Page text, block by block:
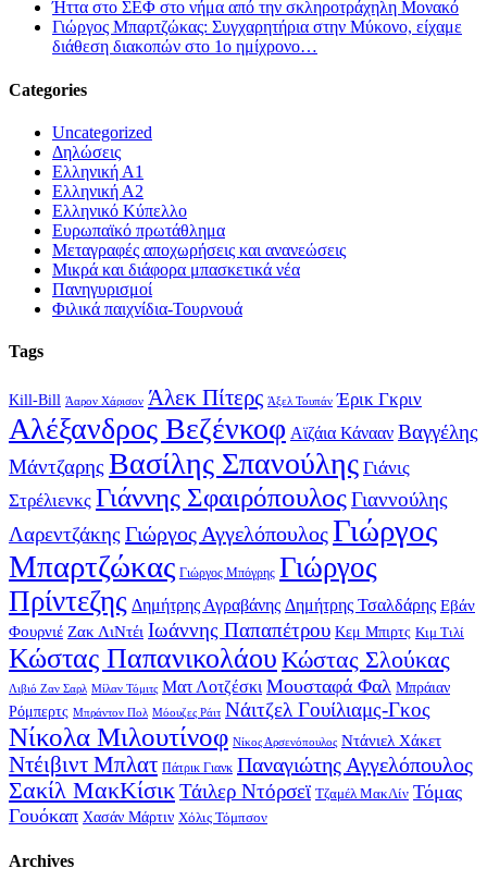
Ήττα στο ΣΕΦ στο νήμα από την σκληροτράχηλη Μονακό
Γιώργος Μπαρτζώκας: Συγχαρητήρια στην Μύκονο, είχαμε
διάθεση διακοπών στο 1ο ημίχρονο…
Categories
Uncategorized
Δηλώσεις
Ελληνική Α1
Ελληνική Α2
Ελληνικό Κύπελλο
Ευρωπαϊκό πρωτάθλημα
Μεταγραφές αποχωρήσεις και ανανεώσεις
Μικρά και διάφορα μπασκετικά νέα
Πανηγυρισμοί
Φιλικά παιχνίδια-Τουρνουά
Tags
Kill-Bill Άαρον Χάρισον Άλεκ Πίτερς Άξελ Τουπάν Έρικ Γκριν
Αλέξανδρος Βεζένκοφ Αϊζάια Κάνααν Βαγγέλης
Μάντζαρης Βασίλης Σπανούλης Γιάνις
Στρέλιενκς Γιάννης ΣφαιρόπουλοςΓιαννούλης
Λαρεντζάκης Γιώργος ΑγγελόπουλοςΓιώργος
Μπαρτζώκας Γιώργος Μπόγρης Γιώργος
Πρίντεζης Δημήτρης Αγραβάνης Δημήτρης Τσαλδάρης Εβάν
Φουρνιέ Ζακ ΛιΝτέι Ιωάννης Παπαπέτρου Κεμ Μπιρτς Κιμ Τιλί
Κώστας Παπανικολάου Κώστας Σλούκας
Λιβιό Ζαν Σαρλ Μίλαν Τόμιτς Ματ Λοτζέσκι Μουσταφά Φαλ Μπράιαν
Ρόμπερτς Μπράντον Πολ Μόουζες Ράιτ Νάιτζελ Γουίλιαμς-Γκος
Νίκολα Μιλουτίνοφ Νίκος Αρσενόπουλος Ντάνιελ Χάκετ
Ντέιβιντ Μπλατ Πάτρικ Γιανκ Παναγιώτης Αγγελόπουλος
Σακίλ ΜακΚίσικΤάιλερ Ντόρσεϊ Τζαμέλ ΜακΛίν Τόμας
Γουόκαπ Χασάν Μάρτιν Χόλις Τόμπσον
Archives